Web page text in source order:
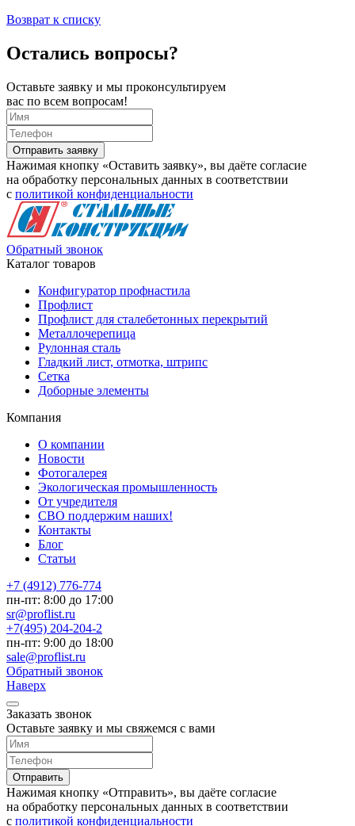
Возврат к списку
Остались вопросы?
Оставьте заявку и мы проконсультируем
вас по всем вопросам!
Нажимая кнопку «Оставить заявку», вы даёте согласие
на обработку персональных данных в соответствии
с политикой конфиденциальности
Обратный звонок
Каталог товаров
Конфигуратор профнастила
Профлист
Профлист для сталебетонных перекрытий
Металлочерепица
Рулонная сталь
Гладкий лист, отмотка, штрипс
Сетка
Доборные элементы
Компания
О компании
Новости
Фотогалерея
Экологическая промышленность
От учредителя
СВО поддержим наших!
Контакты
Блог
Статьи
+7 (4912) 776-774
пн-пт: 8:00 до 17:00
sr@proflist.ru
+7(495) 204-204-2
пн-пт: 9:00 до 18:00
sale@proflist.ru
Обратный звонок
Наверх
Заказать звонок
Оставьте заявку и мы свяжемся с вами
Нажимая кнопку «Отправить», вы даёте согласие
на обработку персональных данных в соответствии
с политикой конфиденциальности